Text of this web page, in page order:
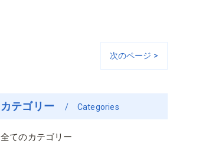
次のページ >
カテゴリー Categories
全てのカテゴリー